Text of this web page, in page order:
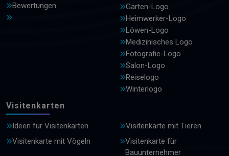
Bewertungen
Garten-Logo
Heimwerker-Logo
Löwen-Logo
Medizinisches Logo
Fotografie-Logo
Salon-Logo
Reiselogo
Winterlogo
Visitenkarten
Ideen für Visitenkarten
Visitenkarte mit Tieren
Visitenkarte mit Vögeln
Visitenkarte für
Bauunternehmer